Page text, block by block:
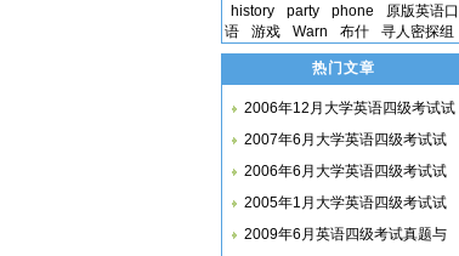
history
party phone
原版英语口
语
游戏 Warn 布什 寻人密探组
热门文章
2006年12月大学英语四级考试试
2007年6月大学英语四级考试试
2006年6月大学英语四级考试试
2005年1月大学英语四级考试试
2009年6月英语四级考试真题与